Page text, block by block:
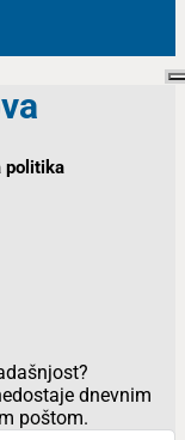
politika
dnevnim
poštom.